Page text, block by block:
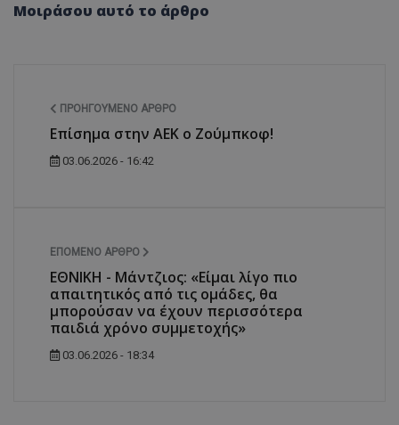
Μοιράσου αυτό το άρθρο
ΠΡΟΗΓΟΎΜΕΝΟ ΆΡΘΡΟ
Επίσημα στην ΑΕΚ ο Ζούμπκοφ!
03.06.2026 - 16:42
ΕΠΌΜΕΝΟ ΆΡΘΡΟ
ΕΘΝΙΚΗ - Μάντζιος: «Είμαι λίγο πιο
απαιτητικός από τις ομάδες, θα
μπορούσαν να έχουν περισσότερα
παιδιά χρόνο συμμετοχής»
03.06.2026 - 18:34